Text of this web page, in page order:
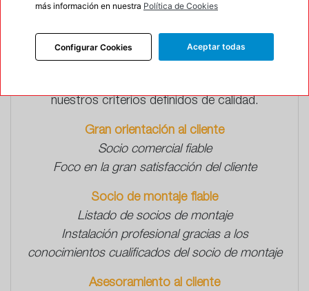
Confíe en el sello de«Approved Website» de
línea a la que ha accedido es una página web
colaboradora autorizada deContinentaly que la
nuestros criterios definidos de calidad.
Gran orientación al cliente
Socio comercial fiable
Foco en la gran satisfacción del cliente
Socio de montaje fiable
Listado de socios de montaje
Instalación profesional gracias a los
conocimientos cualificados del socio de montaje
Asesoramiento al cliente
más información en nuestra Política de Cookies
Configurar Cookies Aceptar todas